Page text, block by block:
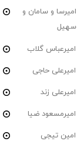
امیرسا و سامان و
سهیل
امیرعباس گلاب
امیرعلی حاجی
امیرعلی زند
امیرمسعود ضیا
امین تیجی